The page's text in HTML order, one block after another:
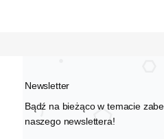
Newsletter
Bądź na bieżąco w temacie
naszego newslettera!